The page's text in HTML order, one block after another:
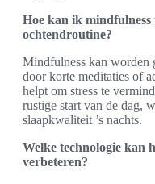
Hoe kan ik mindfulness
ochtendroutine?
Mindfulness kan worden
door korte meditaties of
helpt om stress te
rustige start van de dag,
slaapkwaliteit ’s nachts.
Welke technologie kan
verbeteren?